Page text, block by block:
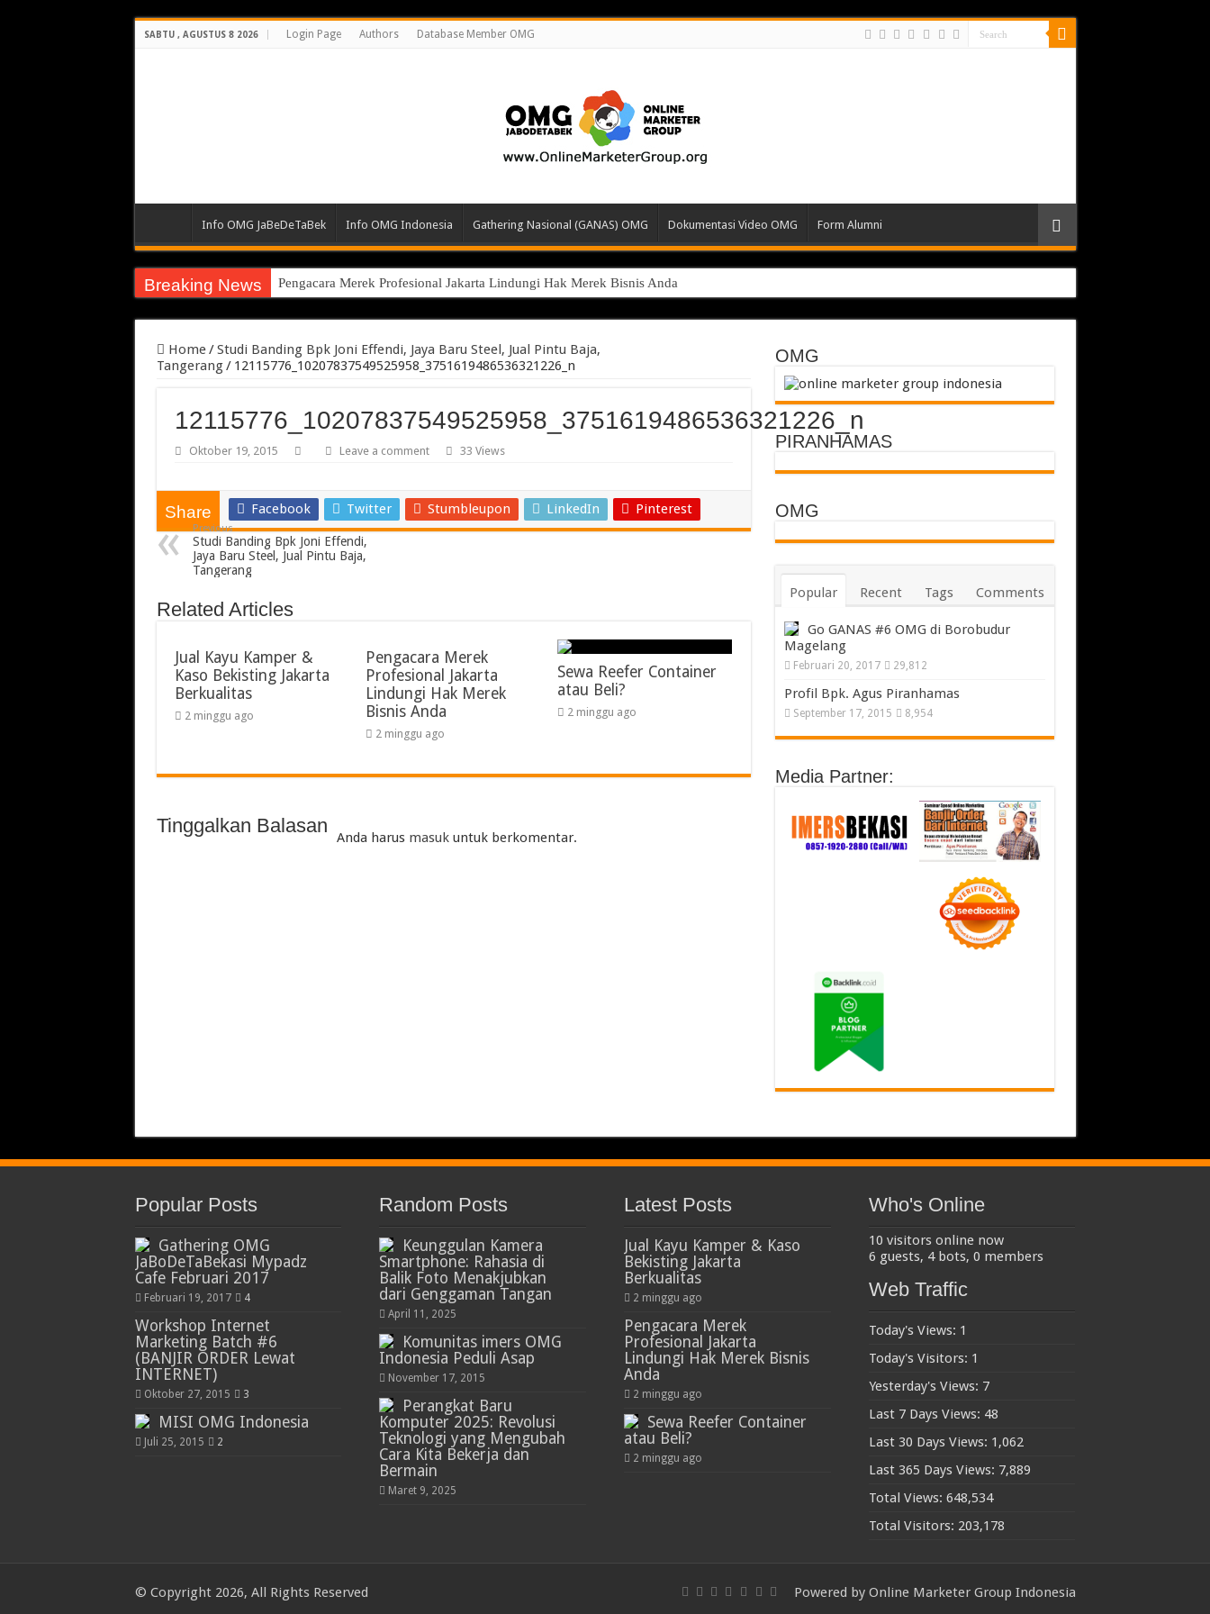
SABTU , AGUSTUS 8 2026 Login Page Authors Database Member OMG
Info OMG JaBeDeTaBek Info OMG Indonesia Gathering Nasional (GANAS) OMG Dokumentasi Video OMG Form Alumni
Breaking News Pengacara Merek Profesional Jakarta Lindungi Hak Merek Bisnis Anda
Home/Studi Banding Bpk Joni Effendi, Jaya Baru Steel, Jual Pintu Baja,
Tangerang/ 12115776_10207837549525958_3751619486536321226_n
12115776_10207837549525958_3751619486536321226_n
Oktober 19, 2015 Leave a comment 33 Views
Share Facebook Twitter Stumbleupon LinkedIn Pinterest
Previous
Studi Banding Bpk Joni Effendi,
Jaya Baru Steel, Jual Pintu Baja,
Tangerang
Related Articles
Jual Kayu Kamper &
Kaso Bekisting Jakarta
Berkualitas
2 minggu ago
Pengacara Merek
Profesional Jakarta
Lindungi Hak Merek
Bisnis Anda
2 minggu ago
Sewa Reefer Container
atau Beli?
2 minggu ago
Tinggalkan Balasan
Anda harus masukuntuk berkomentar.
OMG
PIRANHAMAS
OMG
Popular Recent Tags Comments
Go GANAS #6 OMG di Borobudur
Magelang
Februari 20, 2017 29,812
Profil Bpk. Agus Piranhamas
September 17, 2015 8,954
Media Partner:
Popular Posts
Gathering OMG
JaBoDeTaBekasi Mypadz
Cafe Februari 2017
Februari 19, 2017 4
Workshop Internet
Marketing Batch #6
(BANJIR ORDER Lewat
INTERNET)
Oktober 27, 2015 3
MISI OMG Indonesia
Juli 25, 2015 2
Random Posts
Keunggulan Kamera
Smartphone: Rahasia di
Balik Foto Menakjubkan
dari Genggaman Tangan
April 11, 2025
Komunitas imers OMG
Indonesia Peduli Asap
November 17, 2015
Perangkat Baru
Komputer 2025: Revolusi
Teknologi yang Mengubah
Cara Kita Bekerja dan
Bermain
Maret 9, 2025
Latest Posts
Jual Kayu Kamper & Kaso
Bekisting Jakarta
Berkualitas
2 minggu ago
Pengacara Merek
Profesional Jakarta
Lindungi Hak Merek Bisnis
Anda
2 minggu ago
Sewa Reefer Container
atau Beli?
2 minggu ago
Who's Online
10 visitors online now
6 guests, 4 bots, 0 members
Web Traffic
Today's Views: 1
Today's Visitors: 1
Yesterday's Views: 7
Last 7 Days Views: 48
Last 30 Days Views: 1,062
Last 365 Days Views: 7,889
Total Views: 648,534
Total Visitors: 203,178
Powered by Online Marketer Group Indonesia
© Copyright 2026, All Rights Reserved